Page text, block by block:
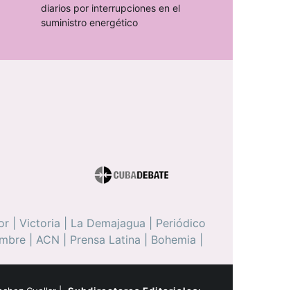
diarios por interrupciones en el
suministro energético
Victoria La Demajagua
Periódico
| ACN Prensa Latina Bohemia